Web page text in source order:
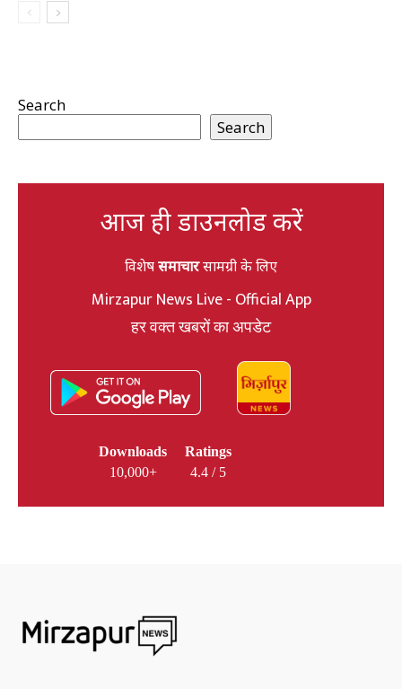
Search
Search
आज ही डाउनलोड करें
विशेषसमाचारसामग्री के लिए
Mirzapur News Live - Official App
हर वक्त खबरों का अपडेट
Downloads
10,000+
Ratings
4.4 / 5